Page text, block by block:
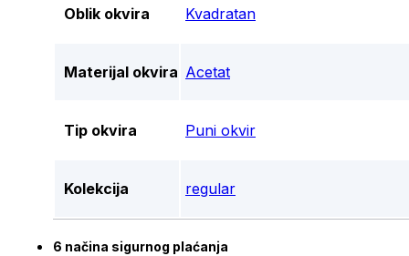
Oblik okvira Kvadratan
Materijal okvira Acetat
Tip okvira Puni okvir
Kolekcija regular
6 načina sigurnog plaćanja